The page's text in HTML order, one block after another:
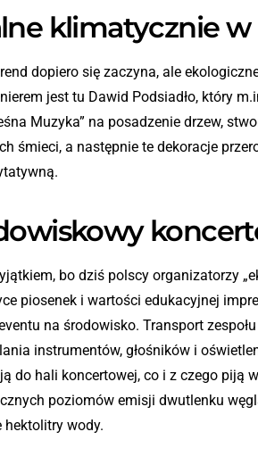
klimatycznie w
dopiero się zaczyna, ale
jest tu Dawid Podsiadło, który
Muzyka” na posadzenie drzew,
śmieci, a następnie te dekoracje
bo dziś polscy organizatorzy
piosenek i wartości edukacyjnej
na środowisko. Transport
instrumentów, głośników i
do hali koncertowej, co i z czego piją
poziomów emisji dwutlenku
wody.